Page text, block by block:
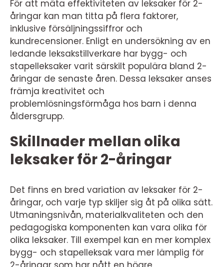
För att mäta effektiviteten av leksaker för 2-
åringar kan man titta på flera faktorer,
inklusive försäljningssiffror och
kundrecensioner. Enligt en undersökning av en
ledande leksakstillverkare har bygg- och
stapelleksaker varit särskilt populära bland 2-
åringar de senaste åren. Dessa leksaker anses
främja kreativitet och
problemlösningsförmåga hos barn i denna
åldersgrupp.
Skillnader mellan olika
leksaker för 2-åringar
Det finns en bred variation av leksaker för 2-
åringar, och varje typ skiljer sig åt på olika sätt.
Utmaningsnivån, materialkvaliteten och den
pedagogiska komponenten kan vara olika för
olika leksaker. Till exempel kan en mer komplex
bygg- och stapelleksak vara mer lämplig för